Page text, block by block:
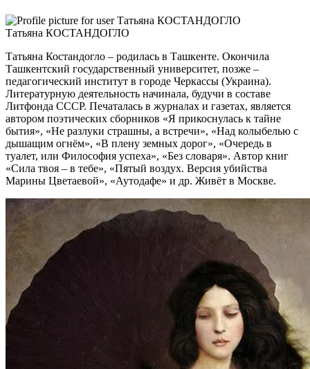
Татьяна КОСТАНДОГЛО
Татьяна Костандогло – родилась в Ташкенте. Окончила
Ташкентский государственный университет, позже –
педагогический институт в городе Черкассы (Украина).
Литературную деятельность начинала, будучи в составе
Литфонда СССР. Печаталась в журналах и газетах, является
автором поэтических сборников «Я прикоснулась к тайне
бытия», «Не разлуки страшны, а встречи», «Над колыбелью с
дышащим огнём», «В плену земных дорог», «Очередь в
туалет, или Философия успеха», «Без словаря». Автор книг
«Сила твоя – в тебе», «Пятый воздух. Версия убийства
Марины Цветаевой», «Аутодафе» и др. Живёт в Москве.